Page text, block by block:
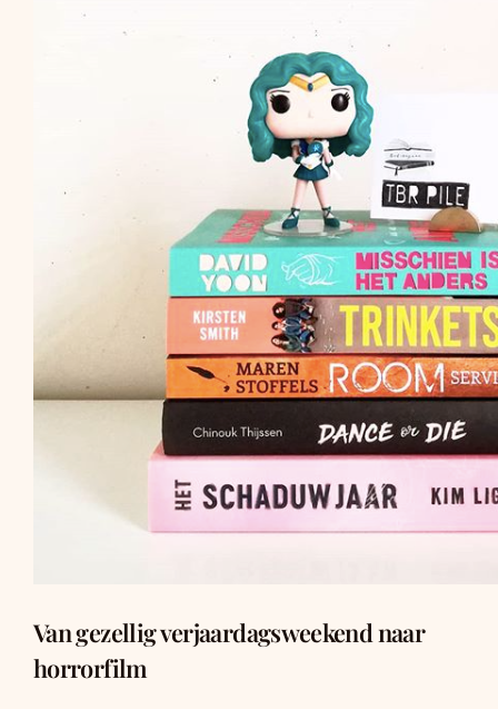
Van gezellig verjaardagsweekend naar
horrorfilm